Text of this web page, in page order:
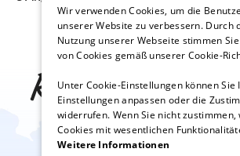
Reise-
Haus
Wir verwenden Cookies, um die
unserer Website zu verbessern. Durch
Nutzung unserer Webseite stimmen
von Cookies gemäß unserer Cookie-
Unter Cookie-Einstellungen können Sie
Einstellungen anpassen oder die
widerrufen. Wenn Sie nicht zustimmen,
Cookies mit wesentlichen
Weitere Informationen